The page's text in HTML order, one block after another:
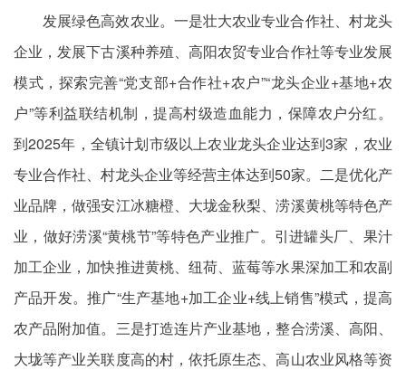
发展绿色高效农业。一是壮大农业专业合作社、村龙头
企业，发展下古溪种养殖、高阳农贸专业合作社等专业发展
模式，探索完善“党支部+合作社+农户”“龙头企业+基地+农
户”等利益联结机制，提高村级造血能力，保障农户分红。
到2025年，全镇计划市级以上农业龙头企业达到3家，农业
专业合作社、村龙头企业等经营主体达到50家。二是优化产
业品牌，做强安江冰糖橙、大垅金秋梨、涝溪黄桃等特色产
业，做好涝溪“黄桃节”等特色产业推广。引进罐头厂、果汁
加工企业，加快推进黄桃、纽荷、蓝莓等水果深加工和农副
产品开发。推广“生产基地+加工企业+线上销售”模式，提高
农产品附加值。三是打造连片产业基地，整合涝溪、高阳、
大垅等产业关联度高的村，依托原生态、高山农业风格等资